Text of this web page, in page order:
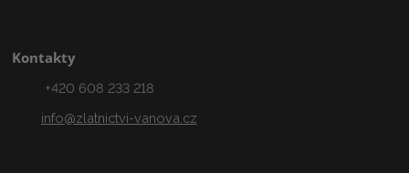
Kontakty
+420 608 233 218
info@zlatnictvi-vanova.cz